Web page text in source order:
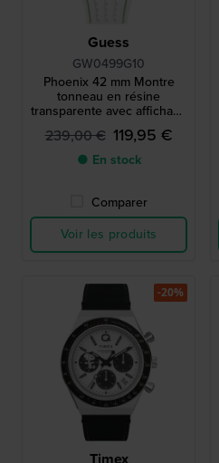
Guess
GW0499G10
Phoenix 42 mm Montre
tonneau en résine
transparente avec affichage
du jour et de la date
239,00 € 119,95 €
● En stock
Comparer
Voir les produits
Timex
-20%